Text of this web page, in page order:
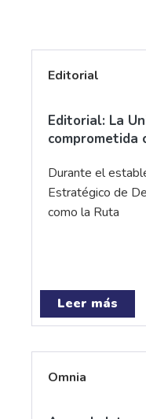
Editorial
Editorial: La
comprometida
Durante el
Estratégico de
como la Ruta
Leer más
Omnia